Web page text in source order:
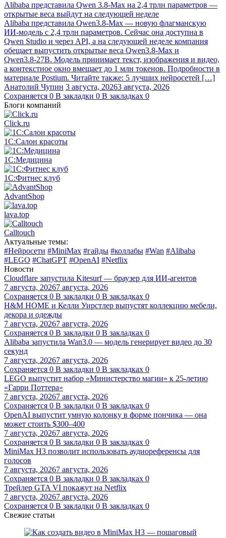
Alibaba представила Qwen 3.8‑Max на 2,4 трлн параметров —
открытые веса выйдут на следующей неделе
Alibaba представила Qwen3.8‑Max — новую флагманскую
ИИ-модель с 2,4 трлн параметров. Сейчас она доступна в
Qwen Studio и через API, а на следующей неделе компания
обещает выпустить открытые веса Qwen3.8‑Max и
Qwen3.8‑27B. Модель принимает текст, изображения и видео,
а контекстное окно вмещает до 1 млн токенов. Подробности в
материале Postium. Читайте также: 5 лучших нейросетей […]
Анатолий Чупин 3 августа, 20263 августа, 2026
Сохраняется 0 В закладки 0 В закладках 0
Блоги компаний
Click.ru
1С:Салон красоты
1С:Медицина
1С:Фитнес клуб
AdvantShop
lava.top
Calltouch
Актуальные темы:
#Нейросети #MiniMax #гайды #коллабы #Wan #Alibaba
#LEGO #ChatGPT #OpenAI #Netflix
Новости
Cloudflare запустила Kitesurf — браузер для ИИ-агентов
7 августа, 20267 августа, 2026
Сохраняется 0 В закладки 0 В закладках 0
H&M HOME и Келли Уирстлер выпустят коллекцию мебели,
декора и одежды
7 августа, 20267 августа, 2026
Сохраняется 0 В закладки 0 В закладках 0
Alibaba запустила Wan3.0 — модель генерирует видео до 30
секунд
7 августа, 20267 августа, 2026
Сохраняется 0 В закладки 0 В закладках 0
LEGO выпустит набор «Министерство магии» к 25-летию
«Гарри Поттера»
7 августа, 20267 августа, 2026
Сохраняется 0 В закладки 0 В закладках 0
OpenAI выпустит умную колонку в форме пончика — она
может стоить $300–400
7 августа, 20267 августа, 2026
Сохраняется 0 В закладки 0 В закладках 0
MiniMax H3 позволит использовать аудиореференсы для
голосов
7 августа, 20267 августа, 2026
Сохраняется 0 В закладки 0 В закладках 0
Трейлер GTA VI покажут на Netflix
7 августа, 20267 августа, 2026
Сохраняется 0 В закладки 0 В закладках 0
Свежие статьи